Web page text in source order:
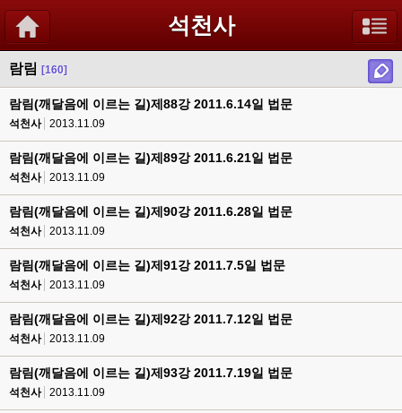
석천사
람림 [160]
람림(깨달음에 이르는 길)제88강 2011.6.14일 법문
석천사 2013.11.09
람림(깨달음에 이르는 길)제89강 2011.6.21일 법문
석천사 2013.11.09
람림(깨달음에 이르는 길)제90강 2011.6.28일 법문
석천사 2013.11.09
람림(깨달음에 이르는 길)제91강 2011.7.5일 법문
석천사 2013.11.09
람림(깨달음에 이르는 길)제92강 2011.7.12일 법문
석천사 2013.11.09
람림(깨달음에 이르는 길)제93강 2011.7.19일 법문
석천사 2013.11.09